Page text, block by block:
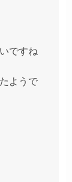
ですね
ようで